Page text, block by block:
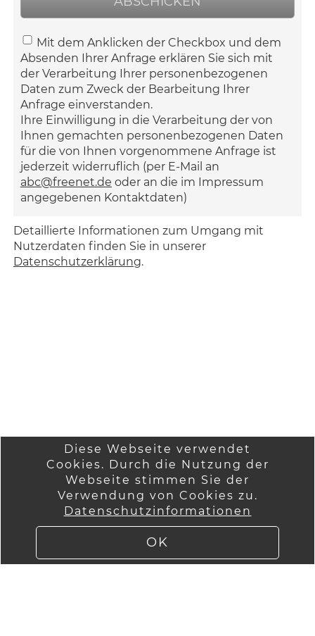
Diese Webseite verwendet
Cookies. Durch die Nutzung der
Webseite stimmen Sie der
Verwendung von Cookies zu.
Datenschutzinformationen
OK
Mit dem Anklicken der Checkbox und dem
Absenden Ihrer Anfrage erklären Sie sich mit
der Verarbeitung Ihrer personenbezogenen
Daten zum Zweck der Bearbeitung Ihrer
Anfrage einverstanden.
Ihre Einwilligung in die Verarbeitung der von
Ihnen gemachten personenbezogenen Daten
für die von Ihnen vorgenommene Anfrage ist
jederzeit widerruflich (per E-Mail an
abc@freenet.de oder an die im Impressum
angegebenen Kontaktdaten)
Detaillierte Informationen zum Umgang mit
Nutzerdaten finden Sie in unserer
Datenschutzerklärung.
Startseite
Anmelden
Versandinformatio
Lieferung
Wir über uns
AGB
Kontakt